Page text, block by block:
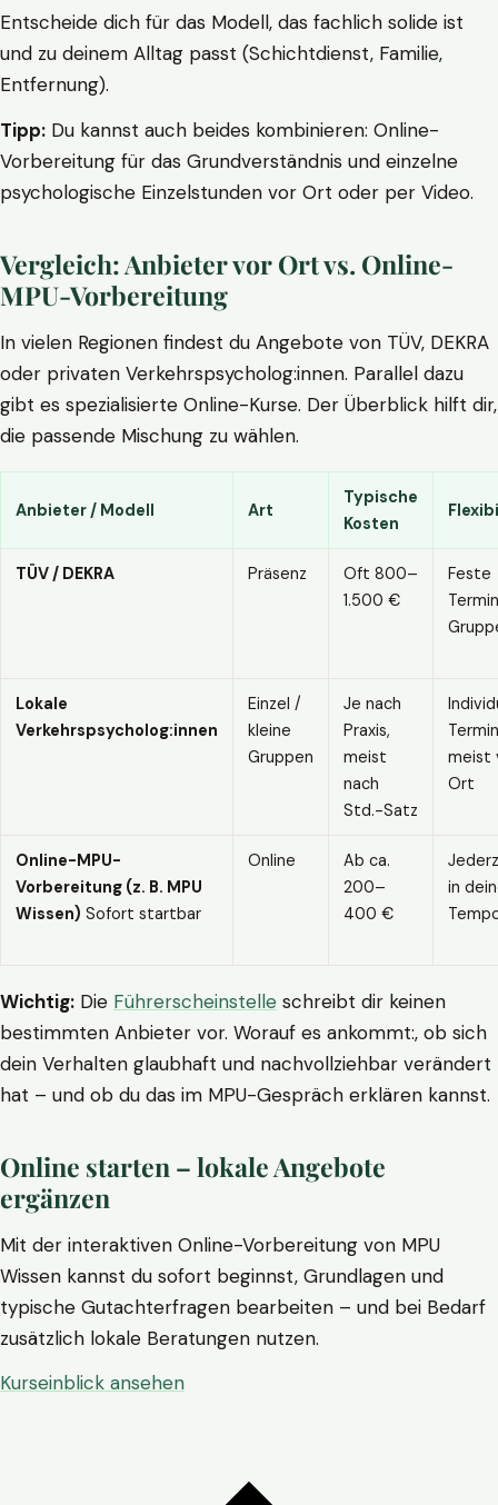
Entscheide dich für das Modell, das fachlich solide ist
und zu deinem Alltag passt (Schichtdienst, Familie,
Entfernung).
Tipp: Du kannst auch beides kombinieren: Online-
Vorbereitung für das Grundverständnis und einzelne
psychologische Einzelstunden vor Ort oder per Video.
Vergleich: Anbieter vor Ort vs. Online-
MPU-Vorbereitung
In vielen Regionen findest du Angebote von TÜV, DEKRA
oder privaten Verkehrspsycholog:innen. Parallel dazu
gibt es spezialisierte Online-Kurse. Der Überblick hilft dir,
die passende Mischung zu wählen.
Anbieter / Modell Art
Typische
Kosten
TÜV / DEKRA Präsenz
Oft 800–
1.500 €
Feste
Lokale
Verkehrspsycholog:innen
Einzel /
kleine
Gruppen
Je nach
Praxis,
meist
nach
Std.-Satz
meist
Ort
Online-MPU-
Vorbereitung (z. B. MPU
Wissen) Sofort startbar
Online
Ab ca.
200–
400 €
in
Wichtig: Die Führerscheinstelle schreibt dir keinen
bestimmten Anbieter vor. Worauf es ankommt:, ob sich
dein Verhalten glaubhaft und nachvollziehbar verändert
hat – und ob du das im MPU-Gespräch erklären kannst.
Online starten – lokale Angebote
ergänzen
Mit der interaktiven Online-Vorbereitung von MPU
Wissen kannst du sofort beginnst, Grundlagen und
typische Gutachterfragen bearbeiten – und bei Bedarf
zusätzlich lokale Beratungen nutzen.
Kurseinblick ansehen